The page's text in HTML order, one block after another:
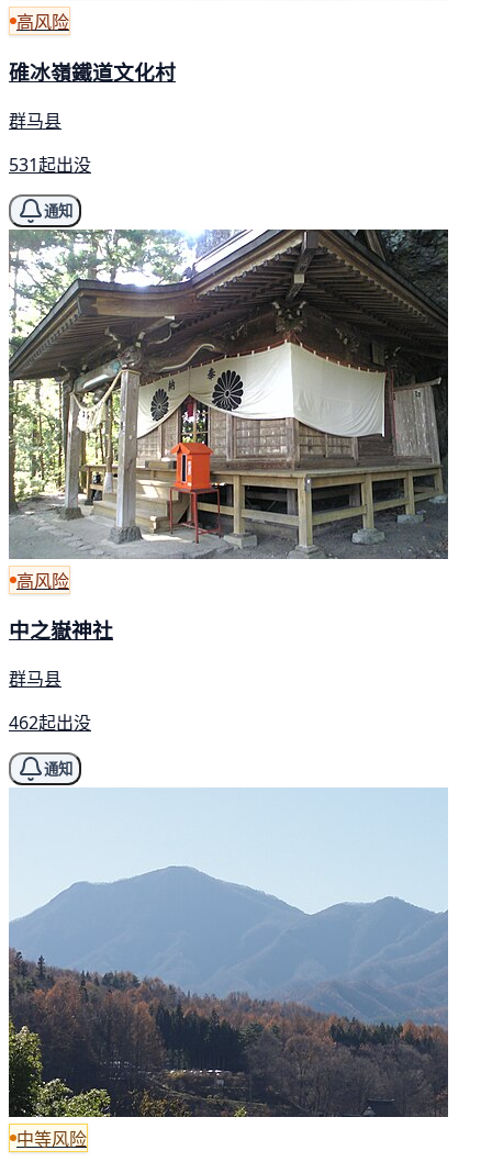
高风险
碓冰嶺鐵道文化村
群马县
531起出没
通知
高风险
中之嶽神社
群马县
462起出没
通知
中等风险